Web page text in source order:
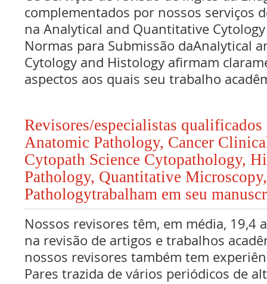
complementados por nossos serviços
na Analytical and Quantitative
Normas para Submissão daAnalytical
Cytology and Histology afirmam
aspectos aos quais seu trabalho
Revisores/especialistas
Anatomic Pathology, Cancer
Cytopath Science Cytopathology,
Pathology, Quantitative
Pathologytrabalham em seu
Nossos revisores têm, em média, 19,4
na revisão de artigos e trabalhos
nossos revisores também tem
Pares trazida de vários periódicos de